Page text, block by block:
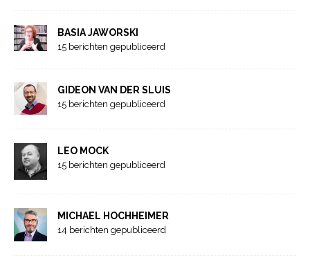
BASIA JAWORSKI
15 berichten gepubliceerd
GIDEON VAN DER SLUIS
15 berichten gepubliceerd
LEO MOCK
15 berichten gepubliceerd
MICHAEL HOCHHEIMER
14 berichten gepubliceerd